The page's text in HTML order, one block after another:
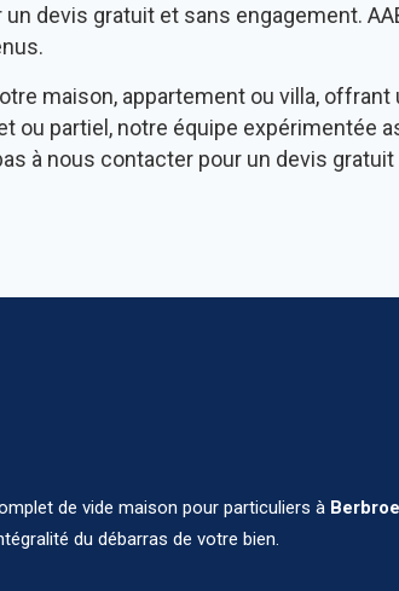
devis gratuit et sans engagement.
maison, appartement ou villa,
ou partiel, notre équipe expérimentée
à nous contacter pour un devis gratuit
de vide maison pour particuliers à
du débarras de votre bien.